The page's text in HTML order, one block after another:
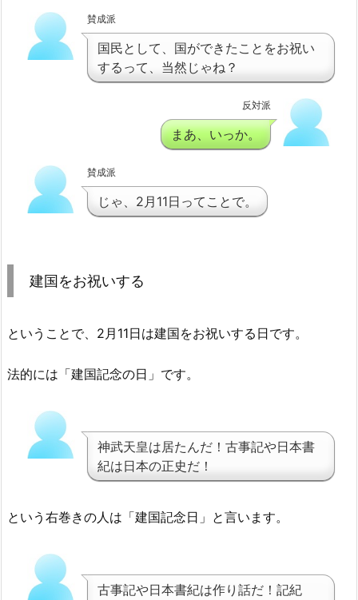
賛成派
国民として、国ができたことをお祝い
するって、当然じゃね？
反対派
まあ、いっか。
賛成派
じゃ、2月11日ってことで。
建国をお祝いする
ということで、2月11日は建国をお祝いする日です。
法的には「建国記念の日」です。
神武天皇は居たんだ！古事記や日本書
紀は日本の正史だ！
という右巻きの人は「建国記念日」と言います。
古事記や日本書紀は作り話だ！記紀